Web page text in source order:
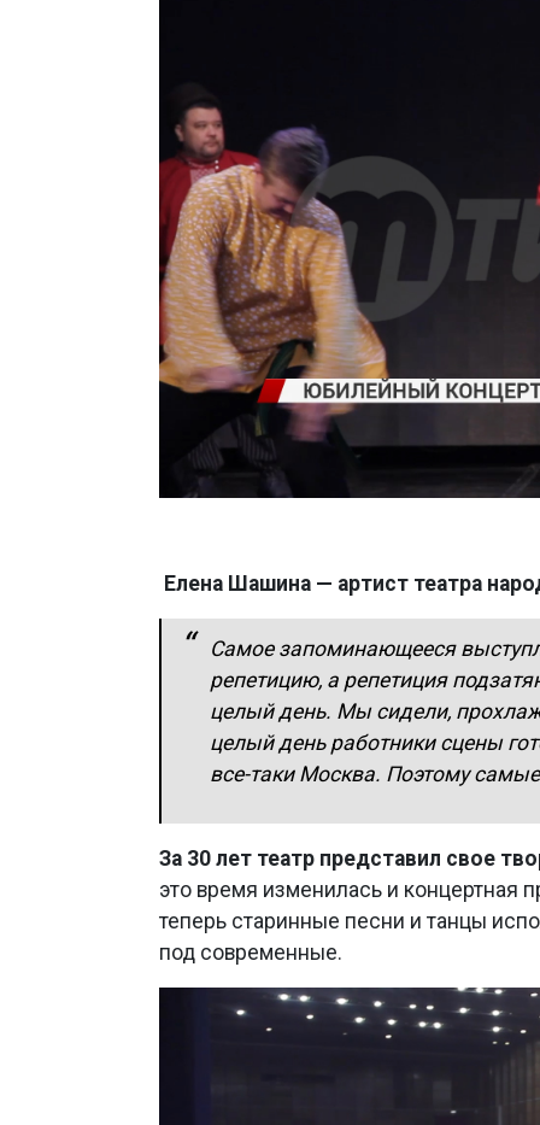
Елена Шашина — артист театра
Самое запоминающееся
репетицию, а репетиция
целый день. Мы сидели,
целый день работники сцены
все-таки Москва. Поэтому
За 30 лет театр представил свое
это время изменилась и концертная
теперь старинные песни и танцы
под современные.